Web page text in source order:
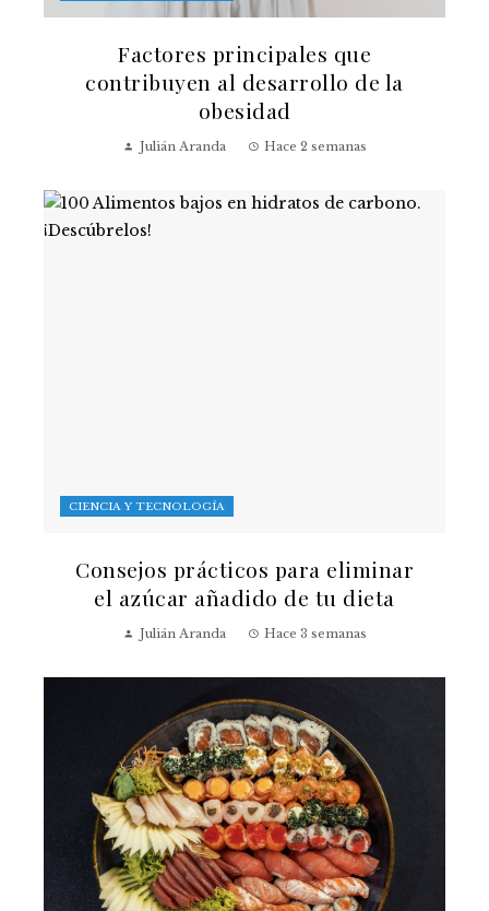
Factores principales que
contribuyen al desarrollo de la
obesidad
Julián Aranda Hace 2 semanas
CIENCIA Y TECNOLOGÍA
Consejos prácticos para eliminar
el azúcar añadido de tu dieta
Julián Aranda Hace 3 semanas